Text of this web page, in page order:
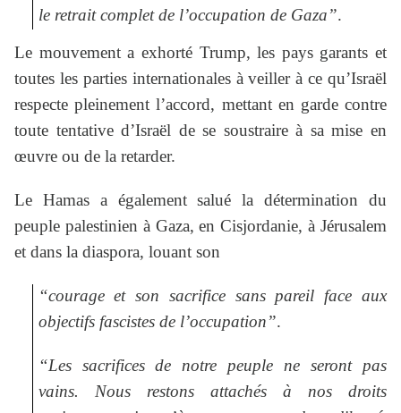
le retrait complet de l’occupation de Gaza”.
Le mouvement a exhorté Trump, les pays garants et
toutes les parties internationales à veiller à ce qu’Israël
respecte pleinement l’accord, mettant en garde contre
toute tentative d’Israël de se soustraire à sa mise en
œuvre ou de la retarder.
Le Hamas a également salué la détermination du
peuple palestinien à Gaza, en Cisjordanie, à Jérusalem
et dans la diaspora, louant son
“courage et son sacrifice sans pareil face aux
objectifs fascistes de l’occupation”.
“Les sacrifices de notre peuple ne seront pas
vains. Nous restons attachés à nos droits